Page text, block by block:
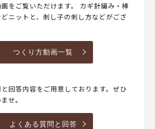
をご覧いただけます。 カギ針編み・棒
ニットと、刺し子の刺し方などがござ
つくり方動画一覧
回答内容をご用意しております。ぜひ
せ。
よくある質問と回答